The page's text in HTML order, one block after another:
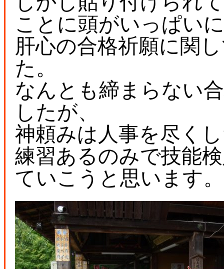
ことに頭がいっぱい
肝心の合格祈願に関
た。
なんとも締まらない
したが、
神頼みは人事を尽く
練習あるのみで技能
ていこうと思います。